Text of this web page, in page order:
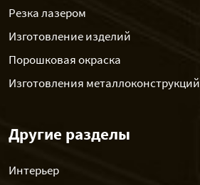
Резка лазером
Изготовление изделий
Порошковая окраска
Изготовления металлоконструкций
Другие разделы
Интерьер